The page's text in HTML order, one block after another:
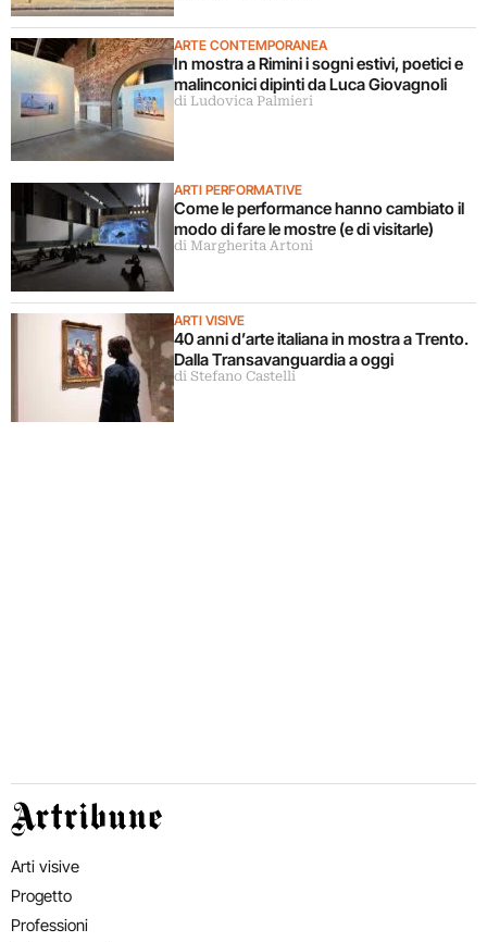
ARTE CONTEMPORANEA
In mostra a Rimini i sogni estivi, poetici e
malinconici dipinti da Luca Giovagnoli
di Ludovica Palmieri
ARTI PERFORMATIVE
Come le performance hanno cambiato il
modo di fare le mostre (e di visitarle)
di Margherita Artoni
ARTI VISIVE
40 anni d’arte italiana in mostra a Trento.
Dalla Transavanguardia a oggi
di Stefano Castelli
Artribune
Arti visive
Progetto
Professioni